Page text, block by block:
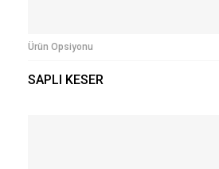
Ürün Opsiyonu
SAPLI KESER